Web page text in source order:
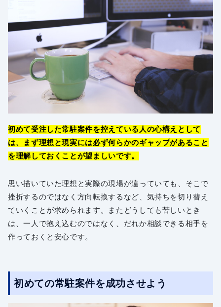
初めて受注した常駐案件を控えている人の心構えとして
は、まず理想と現実には必ず何らかのギャップがあること
を理解しておくことが望ましいです。
思い描いていた理想と実際の現場が違っていても、そこで
挫折するのではなく方向転換するなど、気持ちを切り替え
ていくことが求められます。またどうしても苦しいとき
は、一人で抱え込むのではなく、だれか相談できる相手を
作っておくと安心です。
初めての常駐案件を成功させよう